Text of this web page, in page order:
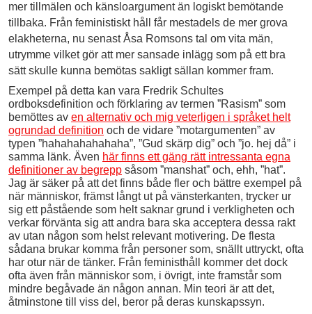
mer tillmälen och känsloargument än logiskt bemötande
tillbaka. Från feministiskt håll får mestadels de mer grova
elakheterna, nu senast Åsa Romsons tal om vita män,
utrymme vilket gör att mer sansade inlägg som på ett bra
sätt skulle kunna bemötas sakligt sällan kommer fram.
Exempel på detta kan vara Fredrik Schultes
ordboksdefinition och förklaring av termen ”Rasism” som
bemöttes av en alternativ och mig veterligen i språket helt
ogrundad definition och de vidare ”motargumenten” av
typen ”hahahahahahaha”, ”Gud skärp dig” och ”jo. hej då” i
samma länk. Även här finns ett gäng rätt intressanta egna
definitioner av begrepp såsom ”manshat” och, ehh, ”hat”.
Jag är säker på att det finns både fler och bättre exempel på
när människor, främst långt ut på vänsterkanten, trycker ur
sig ett påstående som helt saknar grund i verkligheten och
verkar förvänta sig att andra bara ska acceptera dessa rakt
av utan någon som helst relevant motivering. De flesta
sådana brukar komma från personer som, snällt uttryckt, ofta
har otur när de tänker. Från feministhåll kommer det dock
ofta även från människor som, i övrigt, inte framstår som
mindre begåvade än någon annan. Min teori är att det,
åtminstone till viss del, beror på deras kunskapssyn.